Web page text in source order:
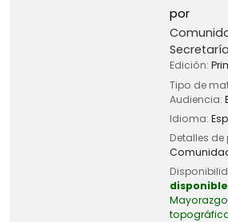
por
Edición:
Tipo de
Audiencia:
Idioma:
Detalles
Mayorazgo